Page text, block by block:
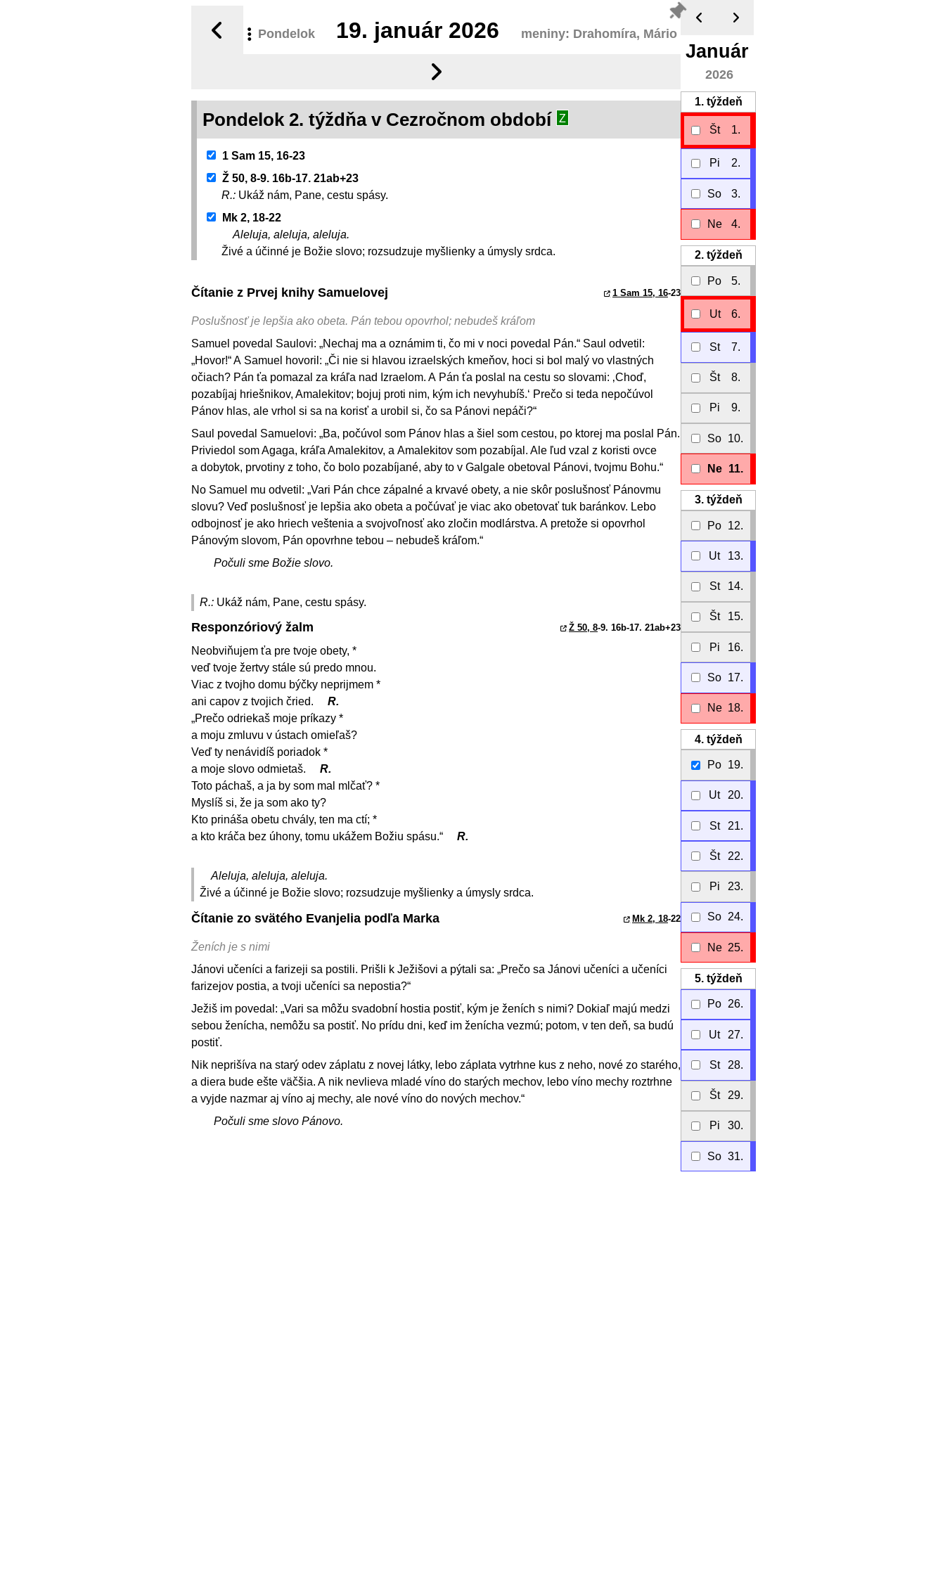
Pondelok 19. január 2026 meniny: Drahomíra, Mário
Pondelok 2. týždňa v Cezročnom období Z
1 Sam 15, 16-23
Ž 50, 8-9. 16b-17. 21ab+23
R.: Ukáž nám, Pane, cestu spásy.
Mk 2, 18-22
Aleluja, aleluja, aleluja.
Živé a účinné je Božie slovo; rozsudzuje myšlienky a úmysly srdca.
Čítanie z Prvej knihy Samuelovej 1 Sam 15, 16-23
Poslušnosť je lepšia ako obeta. Pán tebou opovrhol; nebudeš kráľom
Samuel povedal Saulovi: „Nechaj ma a oznámim ti, čo mi v noci povedal Pán.“ Saul odvetil:
„Hovor!“ A Samuel hovoril: „Či nie si hlavou izraelských kmeňov, hoci si bol malý vo vlastných
očiach? Pán ťa pomazal za kráľa nad Izraelom. A Pán ťa poslal na cestu so slovami: ‚Choď,
pozabíjaj hriešnikov, Amalekitov; bojuj proti nim, kým ich nevyhubíš.‘ Prečo si teda nepočúvol
Pánov hlas, ale vrhol si sa na korisť a urobil si, čo sa Pánovi nepáči?“
Saul povedal Samuelovi: „Ba, počúvol som Pánov hlas a šiel som cestou, po ktorej ma poslal Pán.
Priviedol som Agaga, kráľa Amalekitov, a Amalekitov som pozabíjal. Ale ľud vzal z koristi ovce
a dobytok, prvotiny z toho, čo bolo pozabíjané, aby to v Galgale obetoval Pánovi, tvojmu Bohu.“
No Samuel mu odvetil: „Vari Pán chce zápalné a krvavé obety, a nie skôr poslušnosť Pánovmu
slovu? Veď poslušnosť je lepšia ako obeta a počúvať je viac ako obetovať tuk baránkov. Lebo
odbojnosť je ako hriech veštenia a svojvoľnosť ako zločin modlárstva. A pretože si opovrhol
Pánovým slovom, Pán opovrhne tebou – nebudeš kráľom.“
Počuli sme Božie slovo.
R.: Ukáž nám, Pane, cestu spásy.
Responzóriový žalm Ž 50, 8-9. 16b-17. 21ab+23
Neobviňujem ťa pre tvoje obety, *
veď tvoje žertvy stále sú predo mnou.
Viac z tvojho domu býčky neprijmem *
ani capov z tvojich čried.
R.
„Prečo odriekaš moje príkazy *
a moju zmluvu v ústach omieľaš?
Veď ty nenávidíš poriadok *
a moje slovo odmietaš.
R.
Toto páchaš, a ja by som mal mlčať? *
Myslíš si, že ja som ako ty?
Kto prináša obetu chvály, ten ma ctí; *
a kto kráča bez úhony, tomu ukážem Božiu spásu.“
R.
Aleluja, aleluja, aleluja.
Živé a účinné je Božie slovo; rozsudzuje myšlienky a úmysly srdca.
Čítanie zo svätého Evanjelia podľa Marka Mk 2, 18-22
Ženích je s nimi
Jánovi učeníci a farizeji sa postili. Prišli k Ježišovi a pýtali sa: „Prečo sa Jánovi učeníci a učeníci
farizejov postia, a tvoji učeníci sa nepostia?“
Ježiš im povedal: „Vari sa môžu svadobní hostia postiť, kým je ženích s nimi? Dokiaľ majú medzi
sebou ženícha, nemôžu sa postiť. No prídu dni, keď im ženícha vezmú; potom, v ten deň, sa budú
postiť.
Nik neprišíva na starý odev záplatu z novej látky, lebo záplata vytrhne kus z neho, nové zo starého,
a diera bude ešte väčšia. A nik nevlieva mladé víno do starých mechov, lebo víno mechy roztrhne
a vyjde nazmar aj víno aj mechy, ale nové víno do nových mechov.“
Počuli sme slovo Pánovo.
Január
2026
1.týždeň
Št 1.
Pi 2.
So 3.
Ne 4.
2.týždeň
Po 5.
Ut 6.
St 7.
Št 8.
Pi 9.
So 10.
Ne 11.
3.týždeň
Po 12.
Ut 13.
St 14.
Št 15.
Pi 16.
So 17.
Ne 18.
4.týždeň
Po 19.
Ut 20.
St 21.
Št 22.
Pi 23.
So 24.
Ne 25.
5.týždeň
Po 26.
Ut 27.
St 28.
Št 29.
Pi 30.
So 31.